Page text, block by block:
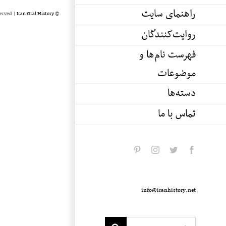
راهنمای سایت
روایت‌کنندگان
فهرست نام‌ها و
موضوعات
دسته‌ها
تماس با ما
facebook
twitter
instagram
info@iranhistory.net
© Copyright 2020 -
| Iran Oral History